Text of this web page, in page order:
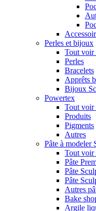
Perles et bijoux
Tout voir
Perles
Bracelets
Apprêts
Bijoux
Powertex
Tout voir
Produits
Pigments
Autres
Pâte à modeler
Tout voir
Pâte
Pâte
Pâte
Autres
Bake
Argile